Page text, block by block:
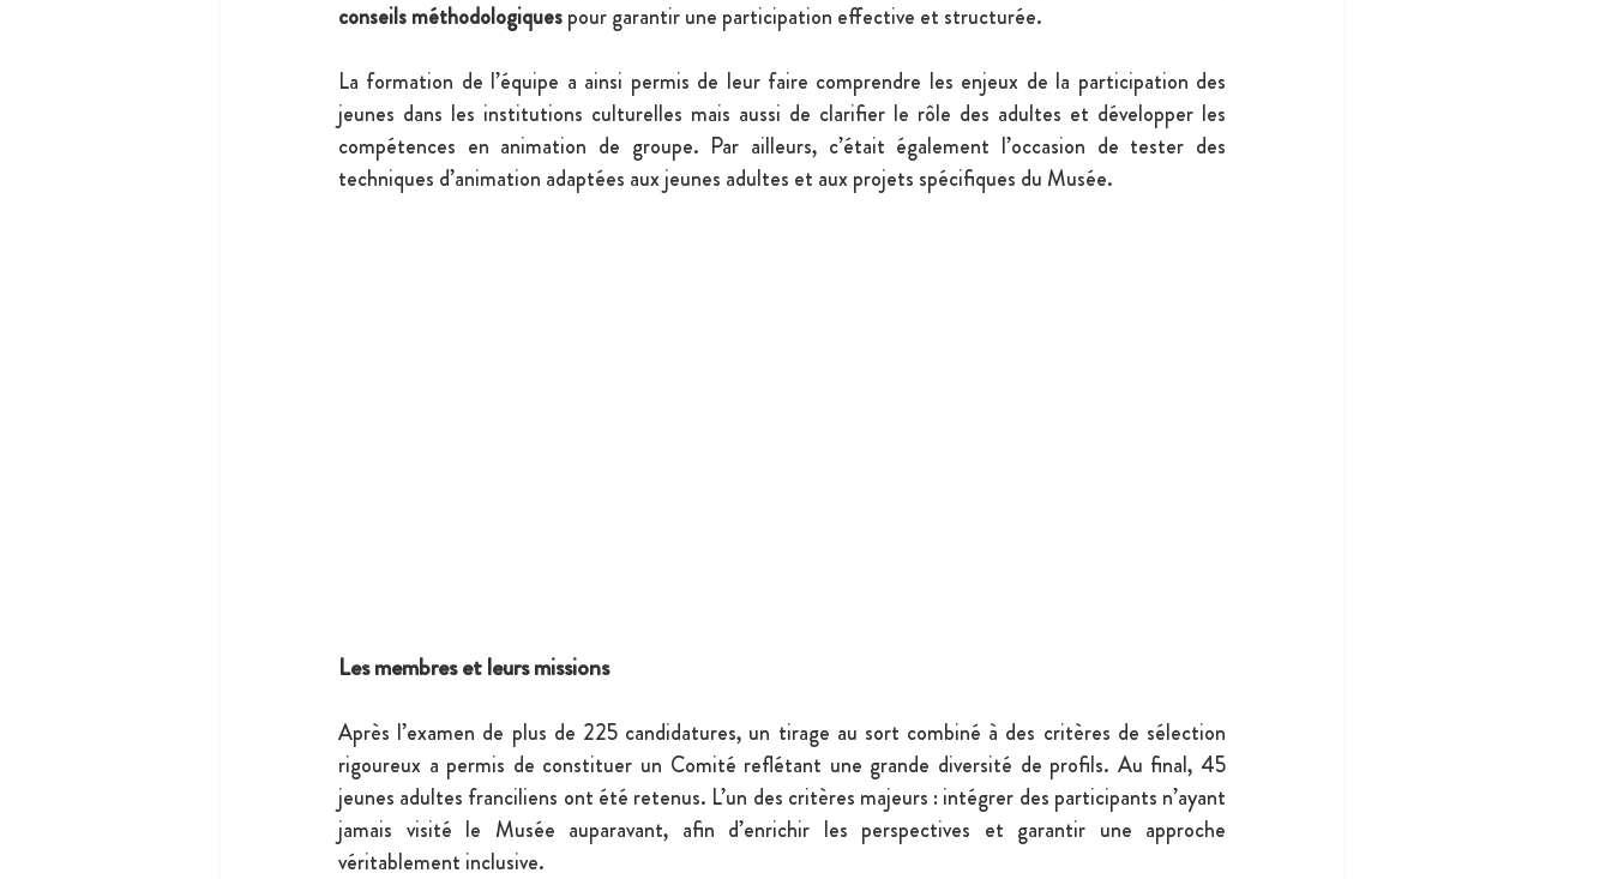
conseils méthodologiques pour garantir une participation effective et structurée.
La formation de l’équipe a ainsi permis de leur faire comprendre les enjeux de la participation des
jeunes dans les institutions culturelles mais aussi de clarifier le rôle des adultes et développer les
compétences en animation de groupe. Par ailleurs, c’était également l’occasion de tester des
techniques d’animation adaptées aux jeunes adultes et aux projets spécifiques du Musée.
Les membres et leurs missions
Après l’examen de plus de 225 candidatures, un tirage au sort combiné à des critères de sélection
rigoureux a permis de constituer un Comité reflétant une grande diversité de profils. Au final, 45
jeunes adultes franciliens ont été retenus. L’un des critères majeurs : intégrer des participants n’ayant
jamais visité le Musée auparavant, afin d’enrichir les perspectives et garantir une approche
véritablement inclusive.